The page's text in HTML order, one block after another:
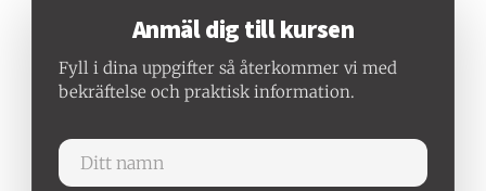
Anmäl dig till kursen
Fyll i dina uppgifter så återkommer vi med
bekräftelse och praktisk information.